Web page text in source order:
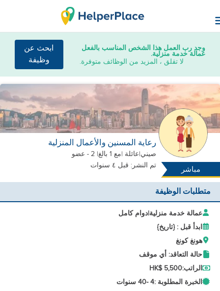
وجد رب العمل هذا الشخص المناسب بالفعل
عمالة خدمة منزلية.
لا تقلق ، المزيد من الوظائف متوفرة.
ابحث عن
وظيفة
مباشر
رعاية المسنين والأعمال المنزلية
صيني|عائلة |مع 1 بالغ
| 2 - عضو
تم النشر: قبل ٤ سنوات
متطلبات الوظيفة
عمالة خدمة منزلية|دوام كامل
ابدأ قبل : {تاريخ}
هونغ كونغ
حالة التعاقد: أي موقف
الراتب:HK$ 5,500
الخبرة المطلوبة :4 - 40 سنوات